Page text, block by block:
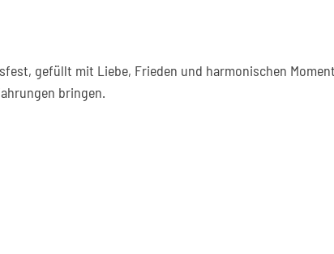
gefüllt mit Liebe, Frieden und harmonischen
bringen.